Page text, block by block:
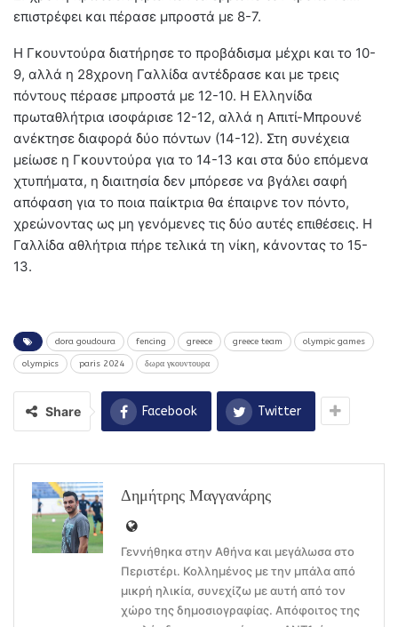
επιστρέφει και πέρασε μπροστά με 8-7.
Η Γκουντούρα διατήρησε το προβάδισμα μέχρι και το 10-
9, αλλά η 28χρονη Γαλλίδα αντέδρασε και με τρεις
πόντους πέρασε μπροστά με 12-10. Η Ελληνίδα
πρωταθλήτρια ισοφάρισε 12-12, αλλά η Απιτί-Μπρουνέ
ανέκτησε διαφορά δύο πόντων (14-12). Στη συνέχεια
μείωσε η Γκουντούρα για το 14-13 και στα δύο επόμενα
χτυπήματα, η διαιτησία δεν μπόρεσε να βγάλει σαφή
απόφαση για το ποια παίκτρια θα έπαιρνε τον πόντο,
χρεώνοντας ως μη γενόμενες τις δύο αυτές επιθέσεις. Η
Γαλλίδα αθλήτρια πήρε τελικά τη νίκη, κάνοντας το 15-
13.
dora goudoura fencing greece greece team olympic games
olympics paris 2024 δωρα γκουντουρα
Share Facebook Twitter
Δημήτρης Μαγγανάρης
Γεννήθηκα στην Αθήνα και μεγάλωσα στο
Περιστέρι. Κολλημένος με την μπάλα από
μικρή ηλικία, συνεχίζω με αυτή από τον
χώρο της δημοσιογραφίας. Απόφοιτος της